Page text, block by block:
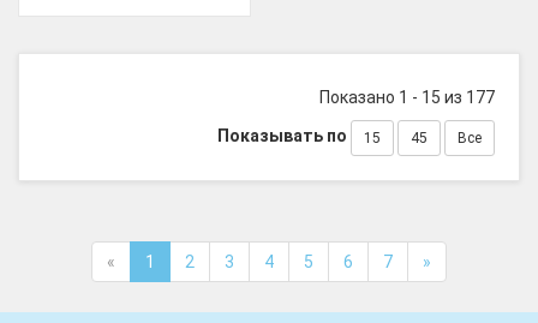
Показано 1 - 15 из 177
Показывать по
15 45 Все
« 1 2 3 4 5 6 7 »